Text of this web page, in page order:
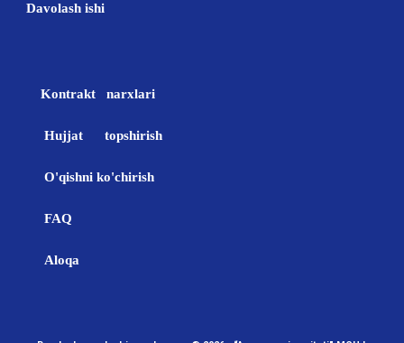
Davolash ishi
Kontrakt narxlari
Hujjat topshirish
O'qishni ko'chirish
FAQ
Aloqa